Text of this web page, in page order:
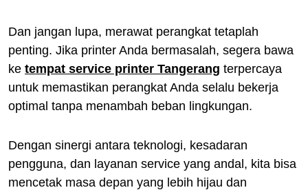
Dan jangan lupa, merawat perangkat tetaplah
penting. Jika printer Anda bermasalah, segera bawa
ke tempat service printer Tangerang terpercaya
untuk memastikan perangkat Anda selalu bekerja
optimal tanpa menambah beban lingkungan.
Dengan sinergi antara teknologi, kesadaran
pengguna, dan layanan service yang andal, kita bisa
mencetak masa depan yang lebih hijau dan